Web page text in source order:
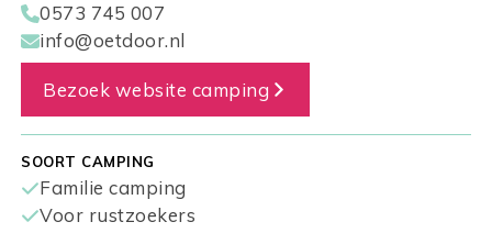
0573 745 007
info@oetdoor.nl
Bezoek website camping
SOORT CAMPING
Familie camping
Voor rustzoekers